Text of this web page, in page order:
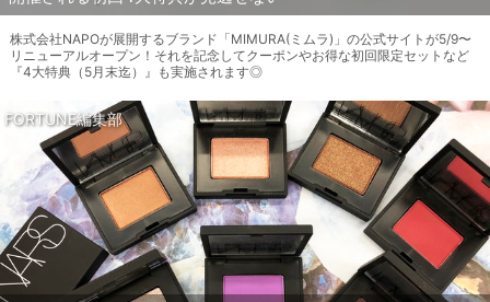
株式会社NAPOが展開するブランド「MIMURA(ミムラ)」の公式サイトが5/9〜
リニューアルオープン！それを記念してクーポンやお得な初回限定セットなど
『4大特典（5月末迄）』も実施されます◎
FORTUNE編集部